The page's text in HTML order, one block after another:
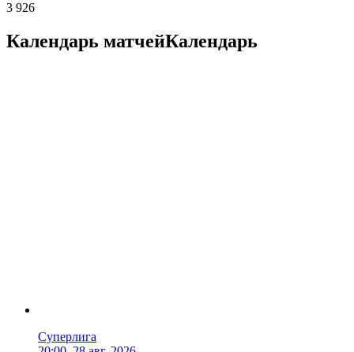
3 926
Календарь матчейКалендарь
Суперлига